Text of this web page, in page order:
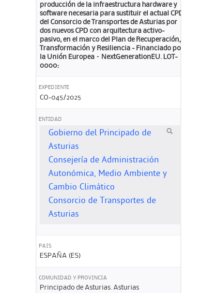
producción de la infraestructura hardware y
software necesaria para sustituir el actual CPD
del Consorcio de Transportes de Asturias por
dos nuevos CPD con arquitectura activo-
pasivo, en el marco del Plan de Recuperación,
Transformación y Resiliencia - Financiado por
la Unión Europea – NextGenerationEU. LOT-
0000:
EXPEDIENTE
CO-045/2025
ENTIDAD
Gobierno del Principado de
Asturias
Consejería de Administración
Autonómica, Medio Ambiente y
Cambio Climático
Consorcio de Transportes de
Asturias
PAIS
ESPAÑA (ES)
COMUNIDAD Y PROVINCIA
Principado de Asturias. Asturias